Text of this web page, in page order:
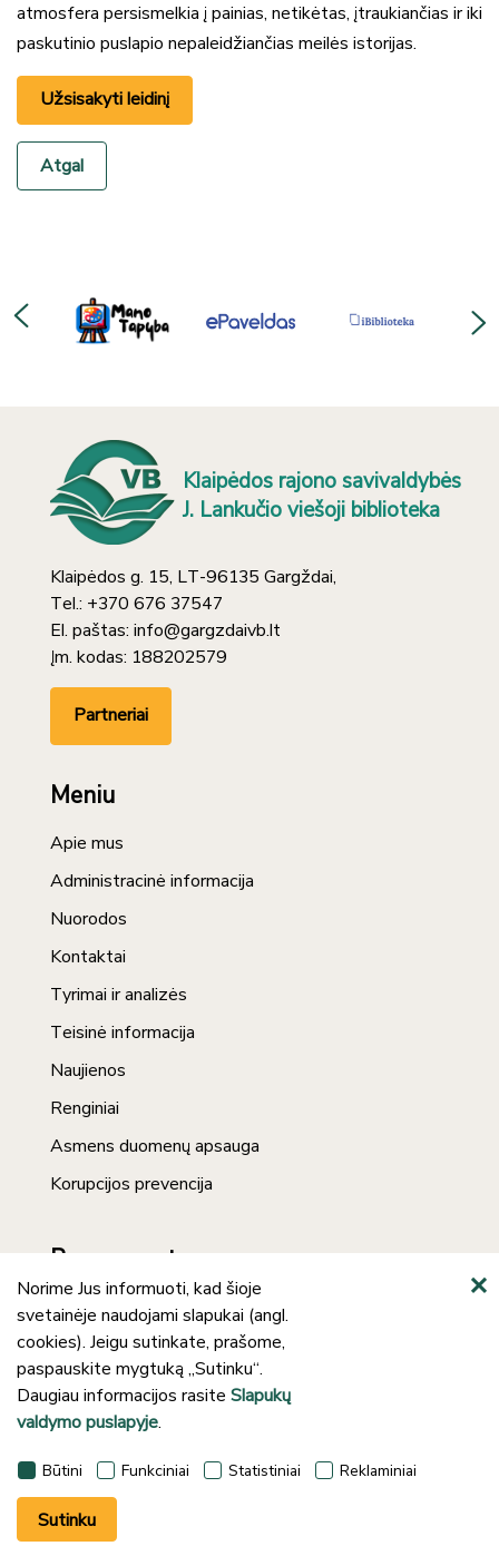
atmosfera persismelkia į painias, netikėtas, įtraukiančias ir iki
paskutinio puslapio nepaleidžiančias meilės istorijas.
Užsisakyti leidinį
Atgal
Klaipėdos rajono savivaldybės
J. Lankučio viešoji biblioteka
Klaipėdos g. 15, LT-96135 Gargždai,
Tel.: +370 676 37547
El. paštas: info@gargzdaivb.lt
Įm. kodas: 188202579
Partneriai
Meniu
Apie mus
Administracinė informacija
Nuorodos
Kontaktai
Tyrimai ir analizės
Teisinė informacija
Naujienos
Renginiai
Asmens duomenų apsauga
Korupcijos prevencija
Prenumerata
©2024 Klaipėdos rajono savivaldybės J.
Lankučio viešoji biblioteka
Norime Jus informuoti, kad šioje
svetainėje naudojami slapukai (angl.
cookies). Jeigu sutinkate, prašome,
paspauskite mygtuką „Sutinku“.
Daugiau informacijos rasite Slapukų
valdymo puslapyje.
Būtini Funkciniai Statistiniai Reklaminiai
Sutinku